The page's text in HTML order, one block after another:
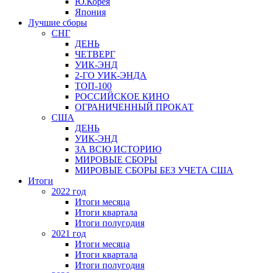
Япония
Лучшие сборы
СНГ
ДЕНЬ
ЧЕТВЕРГ
УИК-ЭНД
2-ГО УИК-ЭНДА
ТОП-100
РОССИЙСКОЕ КИНО
ОГРАНИЧЕННЫЙ ПРОКАТ
США
ДЕНЬ
УИК-ЭНД
ЗА ВСЮ ИСТОРИЮ
МИРОВЫЕ СБОРЫ
МИРОВЫЕ СБОРЫ БЕЗ УЧЕТА США
Итоги
2022 год
Итоги месяца
Итоги квартала
Итоги полугодия
2021 год
Итоги месяца
Итоги квартала
Итоги полугодия